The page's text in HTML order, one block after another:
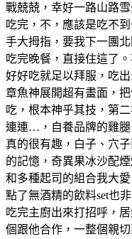
戰兢兢，幸好一路山路
吃完，不，應該是吃不
手大拇指，要我下一團
吃完晚餐，直接住這了
好好吃就足以拜服，吃
章魚神展開超有畫面，
吃，根本神乎其技，第
連連…，自養品牌的雞腿
真的很有趣，白子、穴
的記憶，奇異果冰沙配
和多種起司的組合我大
點了無酒精的飲料set也
吃完主廚出來打招呼，
個跟他合作，一整個親